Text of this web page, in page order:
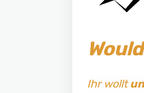
Ihr wollt